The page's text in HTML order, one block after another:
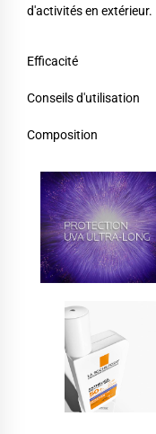
d'activités en extérieur.
Efficacité
Conseils d'utilisation
Composition